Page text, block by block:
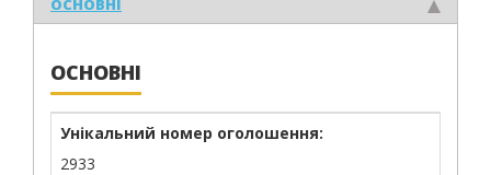
ОСНОВНІ
ОСНОВНІ
Унікальний номер оголошення:
2933